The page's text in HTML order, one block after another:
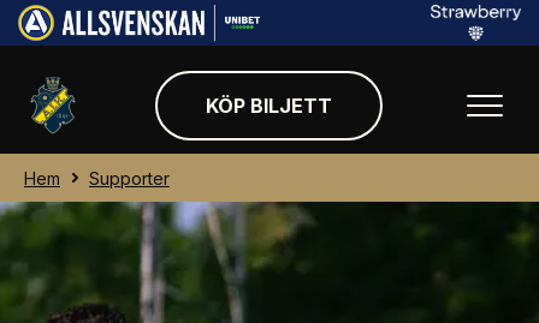
KÖP BILJETT
Hem Supporter